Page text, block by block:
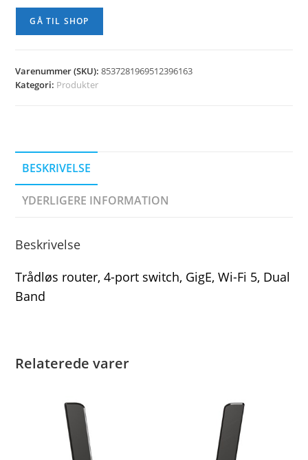
kr. 2.730,00.
GÅ TIL SHOP
Varenummer (SKU):8537281969512396163
Kategori: Produkter
BESKRIVELSE
YDERLIGERE INFORMATION
Beskrivelse
Trådløs router, 4-port switch, GigE, Wi-Fi 5, Dual
Band
Relaterede varer